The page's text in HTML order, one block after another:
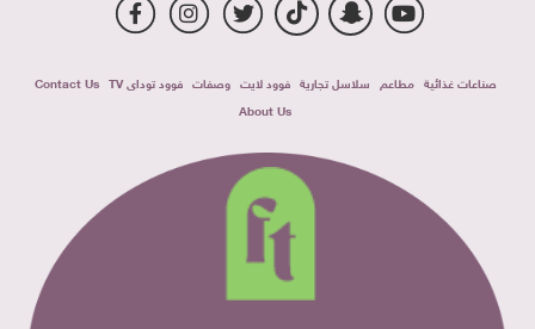
صناعات غذائية مطاعم سلاسل تجارية فوود لايت وصفات فوود توداى TV
Contact Us
About Us